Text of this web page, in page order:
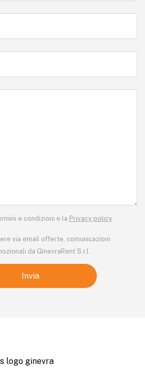
e condizioni e la Privacy policy
via email offerte, comunicazioni
da GinevraRent S.r.l.